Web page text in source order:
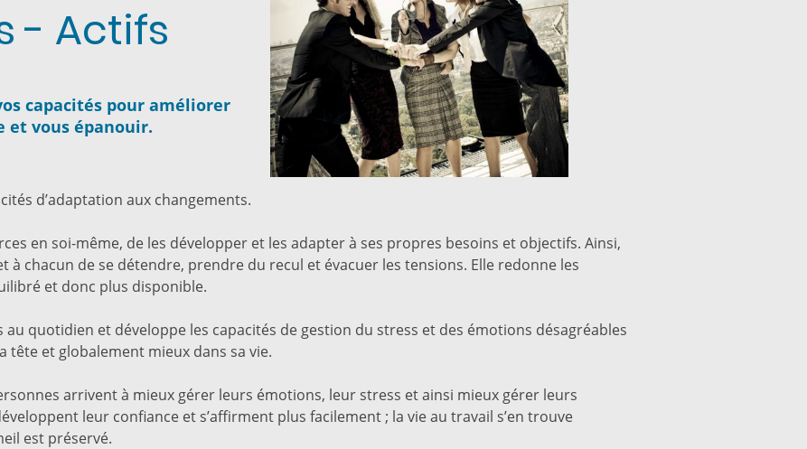
- Actifs
capacités pour améliorer
et vous épanouir.
d’adaptation aux changements.
en soi-même, de les développer et les adapter à ses propres besoins et objectifs. Ainsi,
chacun de se détendre, prendre du recul et évacuer les tensions. Elle redonne les
et donc plus disponible.
quotidien et développe les capacités de gestion du stress et des émotions désagréables
tête et globalement mieux dans sa vie.
arrivent à mieux gérer leurs émotions, leur stress et ainsi mieux gérer leurs
leur confiance et s’affirment plus facilement ; la vie au travail s’en trouve
est préservé.